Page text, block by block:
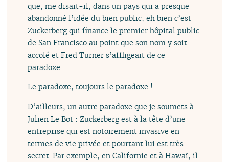
que, me disait-il, dans un pays qui a presque
abandonné l’idée du bien public, eh bien c’est
Zuckerberg qui finance le premier hôpital public
de San Francisco au point que son nom y soit
accolé et Fred Turner s’affligeait de ce
paradoxe.
Le paradoxe, toujours le paradoxe !
D’ailleurs, un autre paradoxe que je soumets à
Julien Le Bot : Zuckerberg est à la tête d’une
entreprise qui est notoirement invasive en
termes de vie privée et pourtant lui est très
secret. Par exemple, en Californie et à Hawaï, il